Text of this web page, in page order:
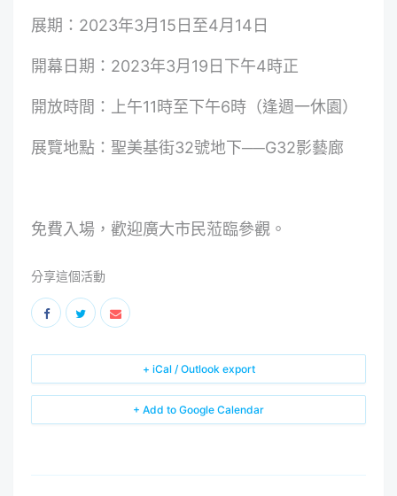
展期：2023年3月15日至4月14日
開幕日期：2023年3月19日下午4時正
開放時間：上午11時至下午6時（逢週一休園）
展覽地點：聖美基街32號地下──G32影藝廊
免費入場，歡迎廣大市民蒞臨參觀。
分享這個活動
+ Add to Google Calendar
+ iCal / Outlook export